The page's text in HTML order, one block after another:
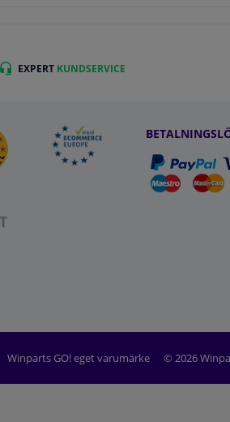
EXPERT KUNDSERVICE
Winparts GO! eget varumärke © 2026